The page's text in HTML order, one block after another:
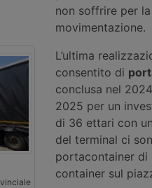
non soffrire per
movimentazione.
L’ultima
consentito di
conclusa nel
2025 per un
di 36 ettari con
del terminal ci
portacontainer di
container sul